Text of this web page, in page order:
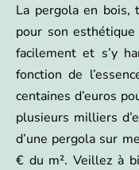
La pergola en bois,
pour son
facilement et s’y
fonction de
centaines d’euros
plusieurs milliers
d’une pergola sur
€ du m². Veillez à